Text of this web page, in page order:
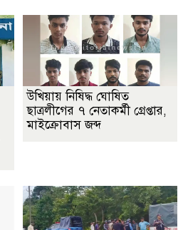
উখিয়ায় নিষিদ্ধ ঘোষিত
ছাত্রলীগের ৭ নেতাকর্মী গ্রেপ্তার,
মাইক্রোবাস জব্দ